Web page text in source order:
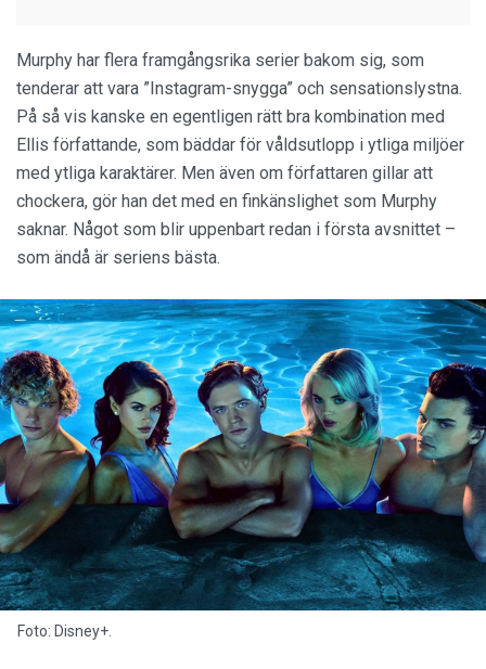
Murphy har flera framgångsrika serier bakom sig, som
tenderar att vara ”Instagram-snygga” och sensationslystna.
På så vis kanske en egentligen rätt bra kombination med
Ellis författande, som bäddar för våldsutlopp i ytliga miljöer
med ytliga karaktärer. Men även om författaren gillar att
chockera, gör han det med en finkänslighet som Murphy
saknar. Något som blir uppenbart redan i första avsnittet –
som ändå är seriens bästa.
Foto: Disney+.